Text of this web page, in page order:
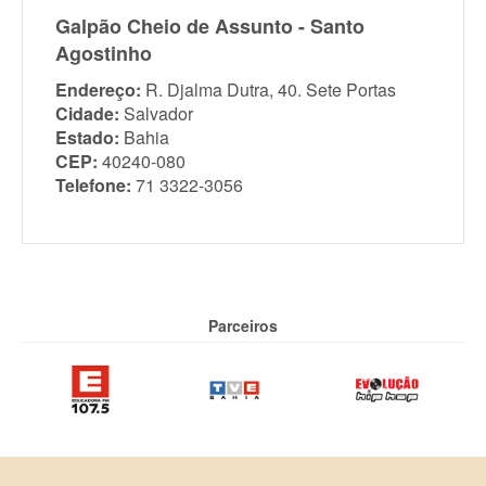
Galpão Cheio de Assunto - Santo
Agostinho
Endereço: R. Djalma Dutra, 40. Sete Portas
Cidade: Salvador
Estado: Bahia
CEP: 40240-080
Telefone: 71 3322-3056
Parceiros